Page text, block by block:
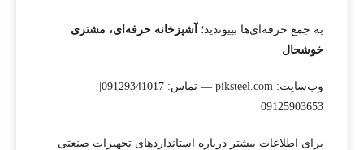
به جمع حرفه‌ای‌ها بپیوندید؛ آشپزخانه حرفه‌ای، مشتری
خوشحال
وب‌سایت: piksteel.com
— تماس: 09129341017|
09125903653
برای اطلاعات بیشتر درباره استانداردهای تجهیزات صنعتی